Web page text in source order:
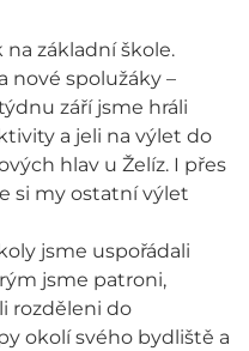
na základní škole.
nové spolužáky –
září jsme hráli
a jeli na výlet do
hlav u Želíz. I přes
si my ostatní výlet
jsme uspořádali
jsme patroni,
rozděleni do
okolí svého bydliště a